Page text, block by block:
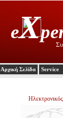
Αρχική Σελίδα Service
eX